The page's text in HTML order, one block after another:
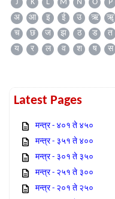
J
K L M N O P
अ
आ इ ई उ ऋ ॠ
च
छ ज झ ठ ड त
य
र ल व श ष स
Latest Pages
मन्त्र - ४०१ ते ४५०
मन्त्र - ३५१ ते ४००
मन्त्र - ३०१ ते ३५०
मन्त्र - २५१ ते ३००
मन्त्र - २०१ ते २५०